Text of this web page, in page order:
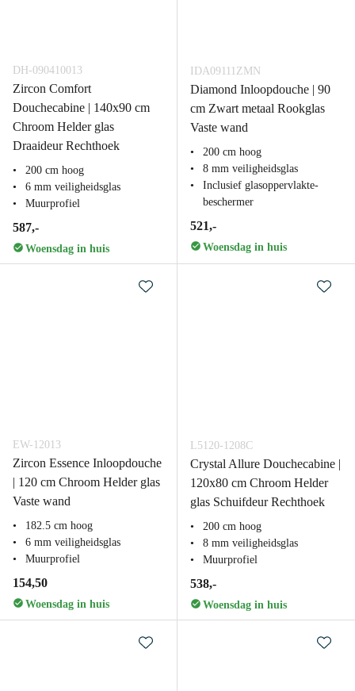
DH-090410013
Zircon Comfort
Douchecabine | 140x90 cm
Chroom Helder glas
Draaideur Rechthoek
200 cm hoog
6 mm veiligheidsglas
Muurprofiel
587,-
Woensdag in huis
IDA09111ZMN
Diamond Inloopdouche | 90
cm Zwart metaal Rookglas
Vaste wand
200 cm hoog
8 mm veiligheidsglas
Inclusief glasoppervlakte-
beschermer
521,-
Woensdag in huis
EW-12013
Zircon Essence Inloopdouche
| 120 cm Chroom Helder glas
Vaste wand
182.5 cm hoog
6 mm veiligheidsglas
Muurprofiel
154,50
Woensdag in huis
L5120-1208C
Crystal Allure Douchecabine |
120x80 cm Chroom Helder
glas Schuifdeur Rechthoek
200 cm hoog
8 mm veiligheidsglas
Muurprofiel
538,-
Woensdag in huis